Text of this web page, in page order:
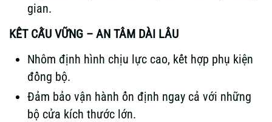
gian.
KẾT CẤU VỮNG – AN TÂM DÀI LÂU
Nhôm định hình chịu lực cao, kết hợp phụ kiện
đồng bộ.
Đảm bảo vận hành ổn định ngay cả với những
bộ cửa kích thước lớn.